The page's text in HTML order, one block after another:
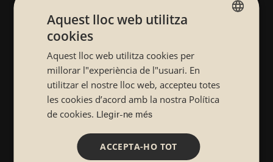
Aquest lloc web utilitza
cookies
Aquest lloc web utilitza cookies per
millorar l"experiència de l"usuari. En
utilitzar el nostre lloc web, accepteu totes
les cookies d’acord amb la nostra Política
de cookies. Llegir-ne més
ACCEPTA-HO TOT